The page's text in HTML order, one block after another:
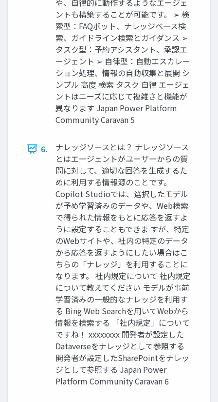
や、自律的に動作するようなエージェ
ントも構築することが可能です。 ➢ 検
索型：FAQボット、ナレッジベース検
索、ガイドライン検索とガイダンス ➢
タスク型：予約アシスタント、承認エ
ージェント ➢ 自律型：自動エスカレー
ション処理、情報の自動収集と展開 シ
ンプル 高度 検索 タスク 自律 エージェ
ントはニーズに応じて複雑さと機能が
異なります Japan Power Platform
Community Caravan 5
6.
ナレッジソースとは？ ナレッジソース
とはエージェントがユーザーからの質
問に対して、適切な回答を生成するた
めに利用する情報源のことです。
Copilot Studioでは、選択したモデル
が予め学習済みのデータや、Web検索
で得られた情報をもとに応答を返すよ
うに設定することもできま すが、特定
のWebサイトや、社内の特定のデータ
から応答を返すようにしたい場合はこ
ちらの「ナレッジ」を利用することに
なります。 社内規定について 社内規定
について教えてください モデルが事前
学習済みの一般的なナレッジを利用す
る Bing Web Searchを用いてWebから
情報を検索する 「社内規定」について
ですね！ xxxxxxxx 開発者が設定した
Dataverseをナレッジとして参照する
開発者が設定したSharePointをナレッ
ジとして参照する Japan Power
Platform Community Caravan 6